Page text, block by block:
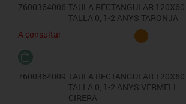
7600364006 TAULA RECTANGULAR 120X60
TALLA 0, 1-2 ANYS TARONJA
A consultar
7600364009 TAULA RECTANGULAR 120X60
TALLA 0, 1-2 ANYS VERMELL
CIRERA